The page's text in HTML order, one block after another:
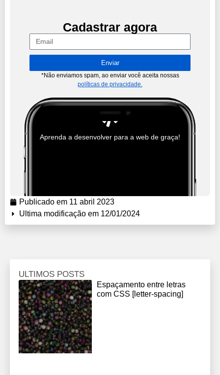
Aprenda a desenvolver para a web de graça!
Cadastrar agora
Enviar
*Não enviamos spam, ao enviar você aceita nossas
políticas de privacidade.
Publicado em 11 abril 2023
Ultima modificação em 12/01/2024
ULTIMOS POSTS
Espaçamento entre letras
com CSS [letter-spacing]